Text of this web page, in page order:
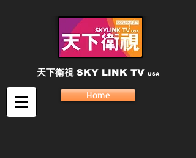
天下衛視 SKY LINK TV USA
Home